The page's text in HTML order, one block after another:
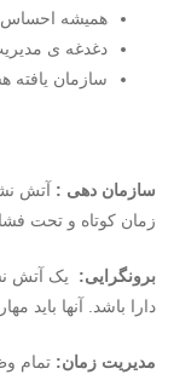
همیشه احساس
دغدغه ی
سازمان یافته
سازمان دهی : آتش
زمان کوتاه و تحت
برونگرایی: یک آتش
دارا باشد. آنها باید
مدیریت زمان: تمام